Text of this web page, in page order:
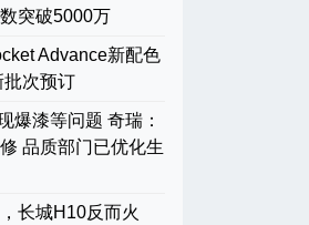
突破5000万
Advance新配色
批次预订
爆漆等问题 奇瑞：
品质部门已优化生
长城H10反而火